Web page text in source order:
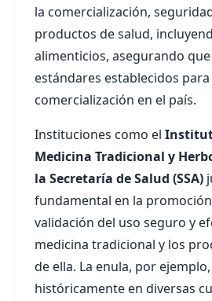
la comercialización,
productos de salud,
alimenticios, asegurando
estándares establecidos para
comercialización en el país.
Instituciones como el
Medicina Tradicional y
la Secretaría de Salud (SSA)
fundamental en la
validación del uso seguro y
medicina tradicional y los
de ella. La enula, por
históricamente en diversas